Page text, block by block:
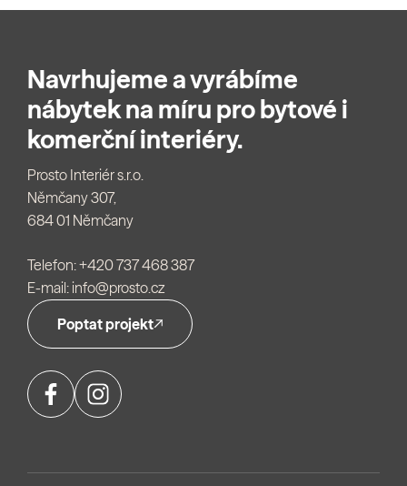
Navrhujeme a vyrábíme
nábytek na míru pro bytové i
komerční interiéry.
Prosto Interiér s.r.o.
Němčany 307,
684 01 Němčany
Telefon:+420 737 468 387
E-mail: info@prosto.cz
Poptat projekt